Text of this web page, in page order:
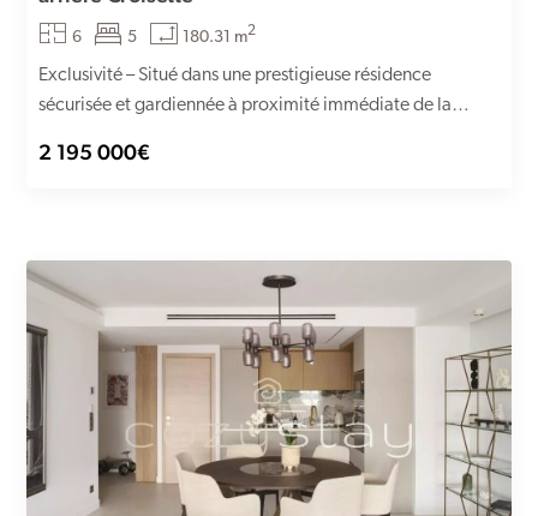
6 5 180.31 m2
Exclusivité – Situé dans une prestigieuse résidence
sécurisée et gardiennée à proximité immédiate de la
2 195 000€